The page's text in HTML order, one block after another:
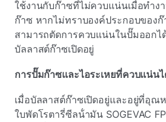
ใช้งานกับก๊าซที่ไม่ควบแน่นเมื่อทําง
ก๊าซ หากไม่ทราบองค์ประกอบของ
สามารถตัดการควบแน่นในปั๊มออกไ
บัลลาสต์ก๊าซเปิดอยู่
การปั๊มก๊าซและไอระเหยที่ควบแน่น
เมื่อบัลลาสต์ก๊าซเปิดอยู่และอยู่ที่อุณ
ใบพัดโรตารี่ซีลน้ํามัน SOGEVAC